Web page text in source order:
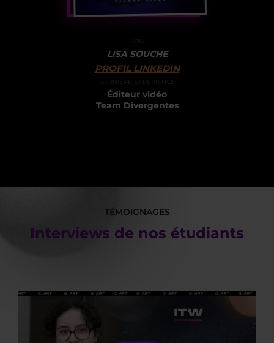
LISA SOUCHE
PROFIL LINKEDIN
Éditeur vidéo
Team Divergentes
TÉMOIGNAGES
Interviews de nos étudiants